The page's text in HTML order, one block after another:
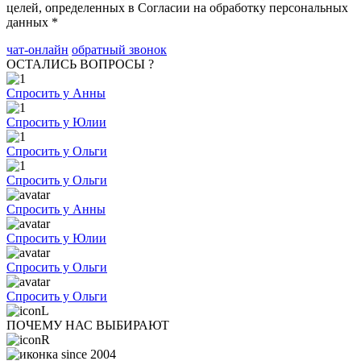
целей, определенных в Согласии на обработку персональных
данных *
чат-онлайн обратный звонок
ОСТАЛИСЬ ВОПРОСЫ ?
Спросить у Анны
Спросить у Юлии
Спросить у Ольги
Спросить у Ольги
Спросить у Анны
Спросить у Юлии
Спросить у Ольги
Спросить у Ольги
ПОЧЕМУ НАС ВЫБИРАЮТ